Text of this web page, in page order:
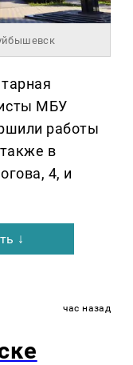
МБУ
работы
в
4, и
↓
час назад